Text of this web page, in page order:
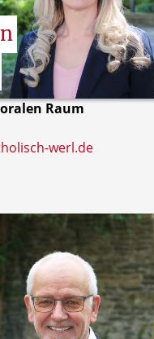
Raum
werl.de